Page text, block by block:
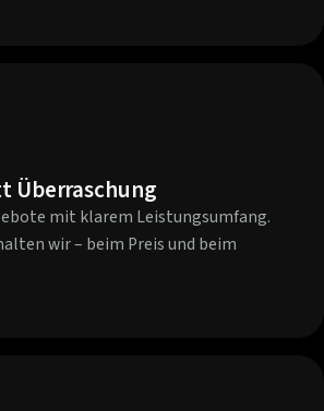
Überraschung
mit klarem Leistungsumfang.
wir – beim Preis und beim